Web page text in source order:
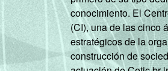
conocimiento. El
(CI), una de las cinco
estratégicos de la
construcción de